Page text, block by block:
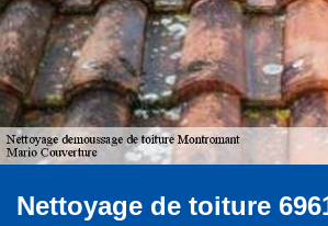
Nettoyage de toiture